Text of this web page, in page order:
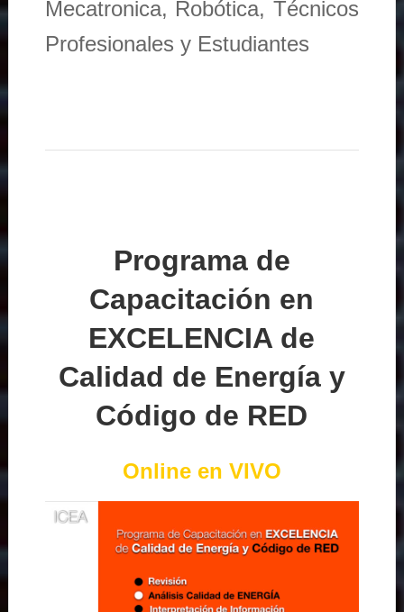
Mecatronica, Robótica, Técnicos
Profesionales y Estudiantes
Programa de
Capacitación en
EXCELENCIA de
Calidad de Energía y
Código de RED
Online en VIVO